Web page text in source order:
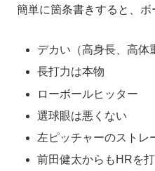
簡単に箇条書きすると、ボ
デカい（高身長、高体
長打力は本物
ローボールヒッター
選球眼は悪くない
左ピッチャーのストレ
前田健太からもHRを